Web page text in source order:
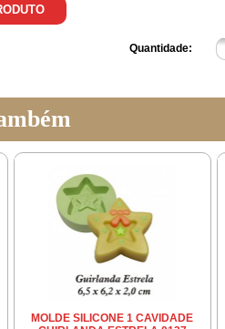
Quantidade:
MOLDE SILICONE 1 CAVIDADE